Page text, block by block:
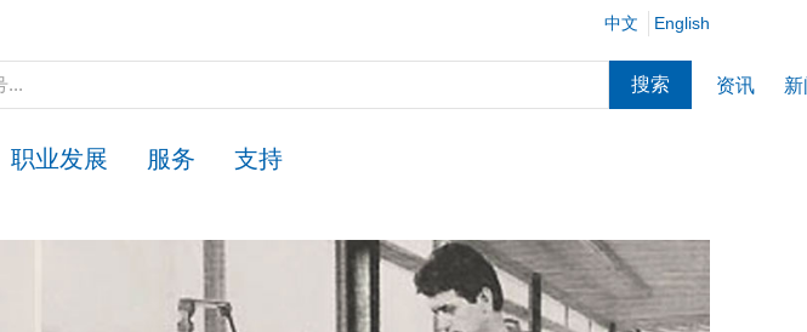
中文 English
搜索 资讯
职业发展 服务 支持